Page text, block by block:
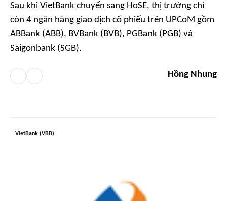
Sau khi VietBank chuyển sang HoSE, thị trường chỉ
còn 4 ngân hàng giao dịch cổ phiếu trên UPCoM gồm
ABBank (ABB), BVBank (BVB), PGBank (PGB) và
Saigonbank (SGB).
Hồng Nhung
VietBank (VBB)